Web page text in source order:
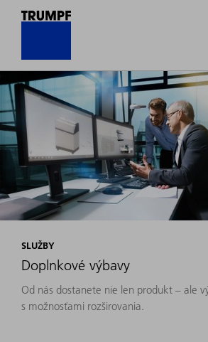
SLUŽBY
Doplnkové výbavy
Od nás dostanete nie len produkt – ale
s možnosťami rozširovania.